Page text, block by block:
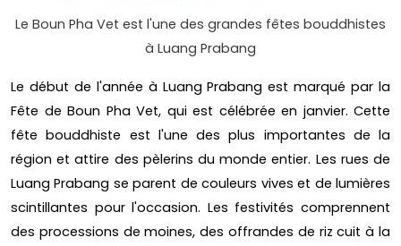
Le Boun Pha Vet est l'une des grandes fêtes bouddhistes
à Luang Prabang
Le début de l'année à Luang Prabang est marqué par la
Fête de Boun Pha Vet, qui est célébrée en janvier. Cette
fête bouddhiste est l'une des plus importantes de la
région et attire des pèlerins du monde entier. Les rues de
Luang Prabang se parent de couleurs vives et de lumières
scintillantes pour l'occasion. Les festivités comprennent
des processions de moines, des offrandes de riz cuit à la